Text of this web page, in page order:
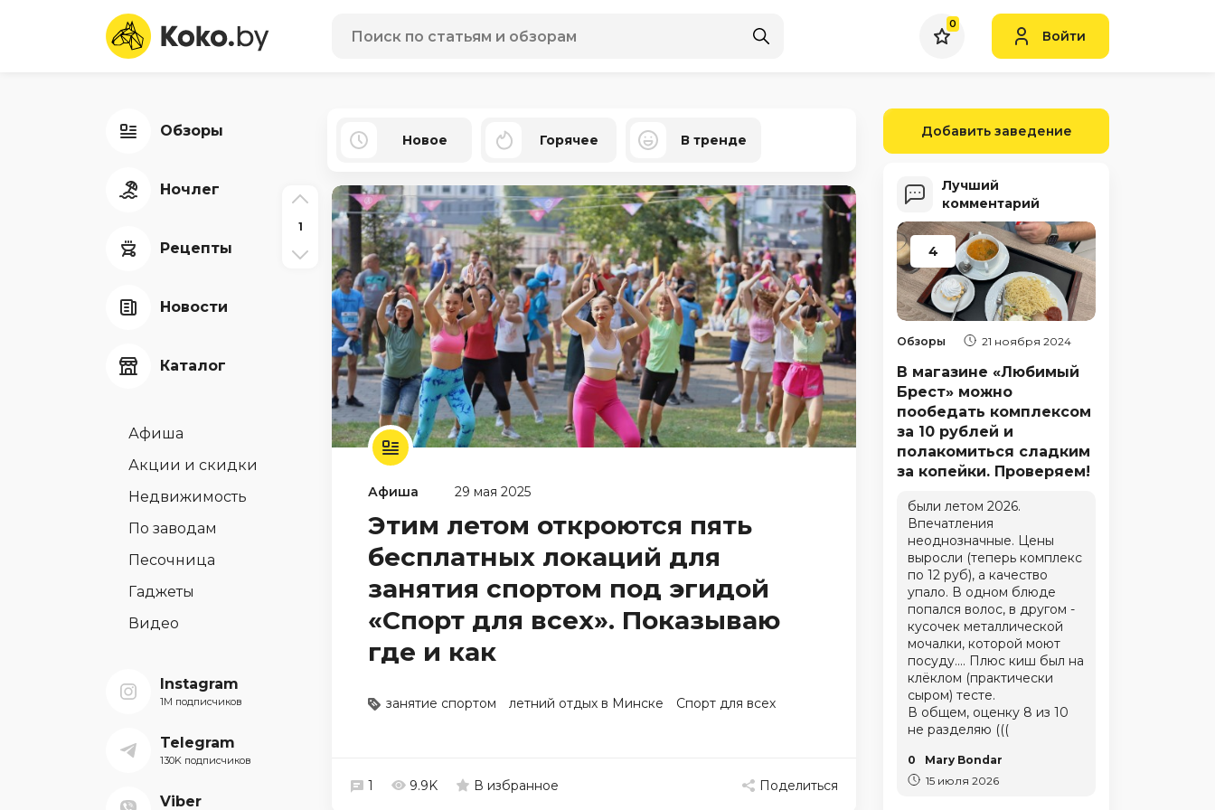
0
Войти
Обзоры
Ночлег
Рецепты
Новости
Каталог
Афиша
Акции и скидки
Недвижимость
По заводам
Песочница
Гаджеты
Видео
Instagram
1M подписчиков
Telegram
130K подписчиков
Viber
Новое Горячее В тренде
1
Афиша 29 мая 2025
Этим летом откроются пять
бесплатных локаций для
занятия спортом под эгидой
«Спорт для всех». Показываю
где и как
занятие спортом летний отдых в Минске Спорт для всех
1 9.9K В избранное Поделиться
Добавить заведение
Лучший
комментарий
4
Обзоры 21 ноября 2024
В магазине «Любимый
Брест» можно
пообедать комплексом
за 10 рублей и
полакомиться сладким
за копейки. Проверяем!
были летом 2026.
Впечатления
неоднозначные. Цены
выросли (теперь комплекс
по 12 руб), а качество
упало. В одном блюде
попался волос, в другом -
кусочек металлической
мочалки, которой моют
посуду.... Плюс киш был на
клёклом (практически
сыром) тесте.
В общем, оценку 8 из 10
не разделяю (((
0
Mary Bondar
15 июля 2026